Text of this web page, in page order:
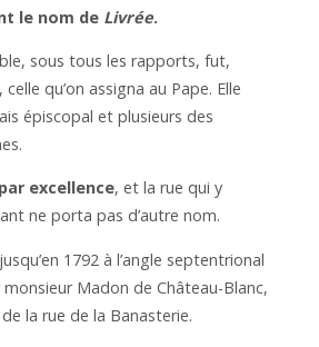
le nom de Livrée.
sous tous les rapports, fut,
qu’on assigna au Pape. Elle
épiscopal et plusieurs des
excellence, et la rue qui y
ne porta pas d’autre nom.
1792 à l’angle septentrional
Madon de Château-Blanc,
la rue de la Banasterie.